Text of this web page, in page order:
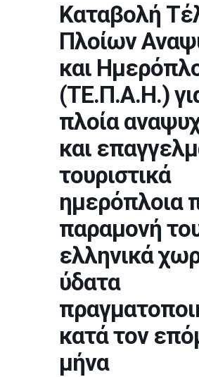
Καταβολή
Πλοίων
και
(ΤΕ.Π.Α.Η.)
πλοία
και
τουριστικά
ημερόπλοια
παραμονή
ελληνικά
ύδατα
κατά τον
μήνα